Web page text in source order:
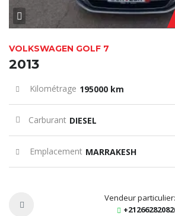
VOLKSWAGEN GOLF 7
2013
Kilométrage 195000 km
Carburant DIESEL
Emplacement MARRAKESH
Vendeur particulier: